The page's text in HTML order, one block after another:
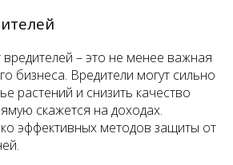
– это не менее важная
бизнеса. Вредители могут сильно
растений и снизить качество
скажется на доходах.
эффективных методов защиты от